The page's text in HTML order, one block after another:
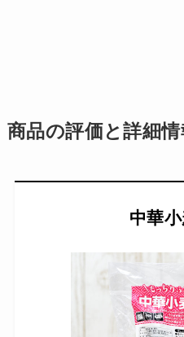
商品の評価と詳細情
中華